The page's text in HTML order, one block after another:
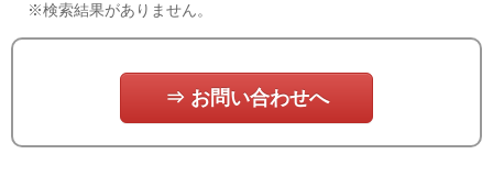
※検索結果がありません。
⇒ お問い合わせへ